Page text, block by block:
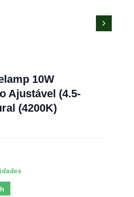
10W
Ajustável (4.5-
(4200K)